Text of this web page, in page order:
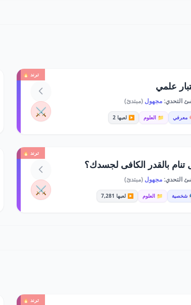
ترند 🔥
علمي
التحدي:مجهول(مبتدئ)
معرفي 📁 العلوم ▶️ لعبها 2 ⚔️
ترند 🔥
تنام بالقدر الكافى لجسدك؟
التحدي:مجهول(مبتدئ)
شخصية 📁 العلوم ▶️ لعبها 7,281 ⚔️
ترند 🔥